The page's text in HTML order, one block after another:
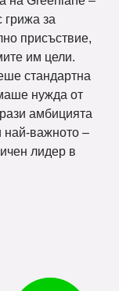
грижа за
присъствие,
им цели.
стандартна
нужда от
амбицията
най-важното –
лидер в